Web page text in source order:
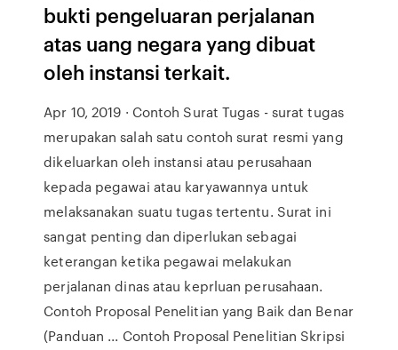
bukti pengeluaran perjalanan
atas uang negara yang dibuat
oleh instansi terkait.
Apr 10, 2019 · Contoh Surat Tugas - surat tugas
merupakan salah satu contoh surat resmi yang
dikeluarkan oleh instansi atau perusahaan
kepada pegawai atau karyawannya untuk
melaksanakan suatu tugas tertentu. Surat ini
sangat penting dan diperlukan sebagai
keterangan ketika pegawai melakukan
perjalanan dinas atau keprluan perusahaan.
Contoh Proposal Penelitian yang Baik dan Benar
(Panduan ... Contoh Proposal Penelitian Skripsi